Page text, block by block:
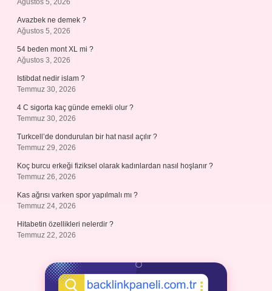
Ağustos 5, 2026
Avazbek ne demek ?
Ağustos 5, 2026
54 beden mont XL mi ?
Ağustos 3, 2026
Istibdat nedir islam ?
Temmuz 30, 2026
4 C sigorta kaç günde emekli olur ?
Temmuz 30, 2026
Turkcell’de dondurulan bir hat nasıl açılır ?
Temmuz 29, 2026
Koç burcu erkeği fiziksel olarak kadınlardan nasıl hoşlanır ?
Temmuz 26, 2026
Kas ağrısı varken spor yapılmalı mı ?
Temmuz 24, 2026
Hitabetin özellikleri nelerdir ?
Temmuz 22, 2026